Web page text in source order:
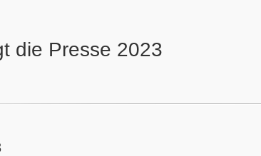
die Presse 2023